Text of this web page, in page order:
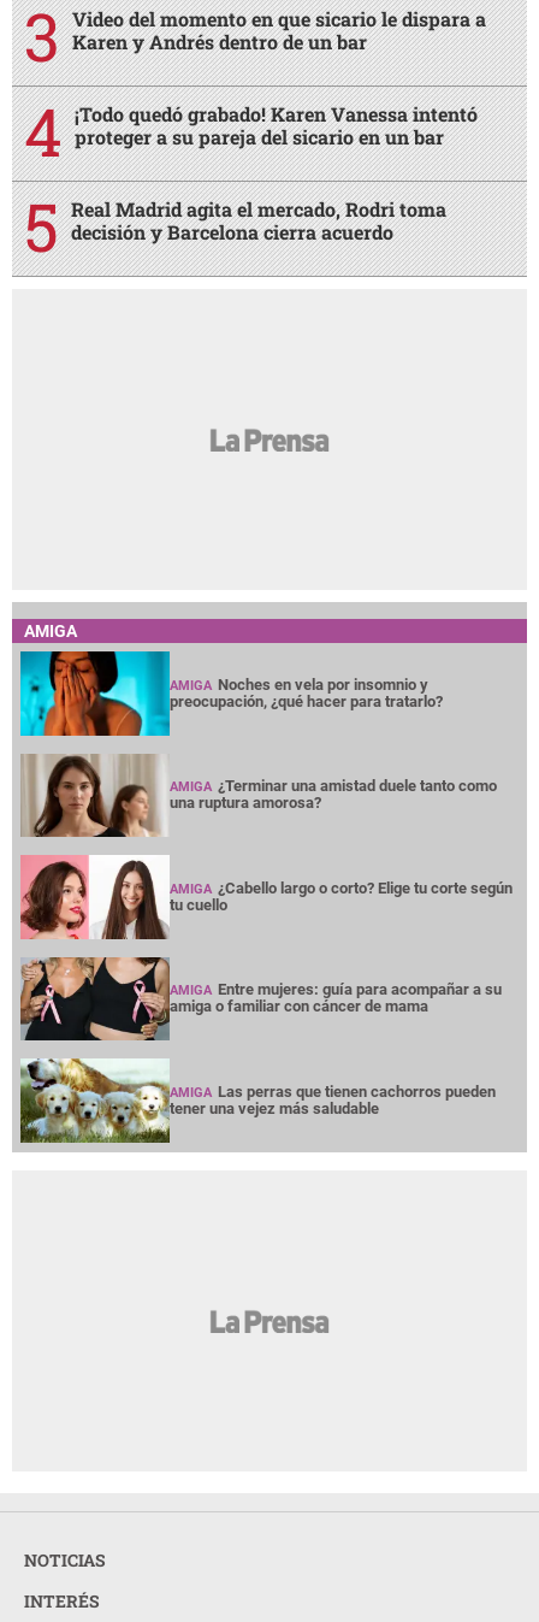
Video del momento en que sicario le dispara a
Karen y Andrés dentro de un bar
¡Todo quedó grabado! Karen Vanessa intentó
proteger a su pareja del sicario en un bar
Real Madrid agita el mercado, Rodri toma
decisión y Barcelona cierra acuerdo
AMIGA
AMIGA Noches en vela por insomnio y
preocupación, ¿qué hacer para tratarlo?
AMIGA ¿Terminar una amistad duele tanto como
una ruptura amorosa?
AMIGA ¿Cabello largo o corto? Elige tu corte según
tu cuello
AMIGA Entre mujeres: guía para acompañar a su
amiga o familiar con cáncer de mama
AMIGA Las perras que tienen cachorros pueden
tener una vejez más saludable
NOTICIAS
INTERÉS